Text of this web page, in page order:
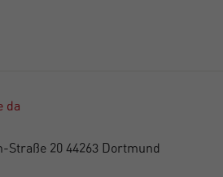
da
Straße 20 44263 Dortmund